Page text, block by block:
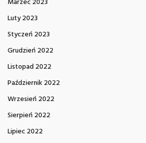
Luty 2023
Styczeń 2023
Grudzień 2022
Listopad 2022
Październik 2022
Wrzesień 2022
Sierpień 2022
Lipiec 2022